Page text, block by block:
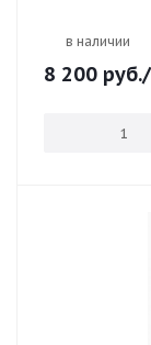
в наличии
8 200 руб.